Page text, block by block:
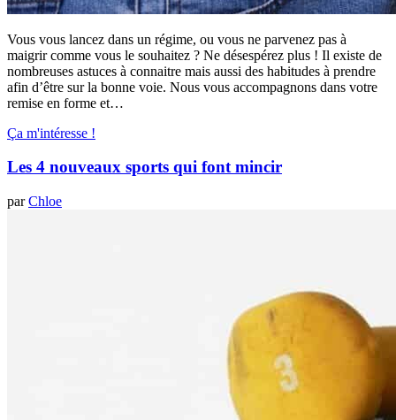
Vous vous lancez dans un régime, ou vous ne parvenez pas à
maigrir comme vous le souhaitez ? Ne désespérez plus ! Il existe de
nombreuses astuces à connaitre mais aussi des habitudes à prendre
afin d’être sur la bonne voie. Nous vous accompagnons dans votre
remise en forme et…
Ça m'intéresse !
Les 4 nouveaux sports qui font mincir
parChloe